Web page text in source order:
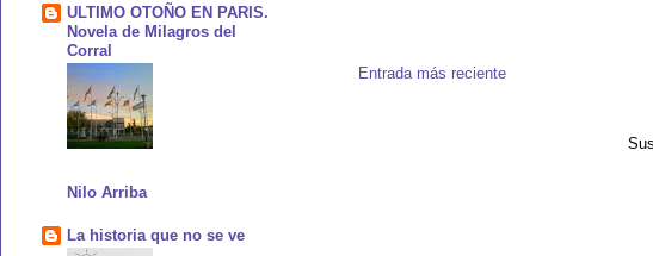
Entrada más reciente
ULTIMO OTOÑO EN PARIS.
Novela de Milagros del
Corral
Nilo Arriba
La historia que no se ve